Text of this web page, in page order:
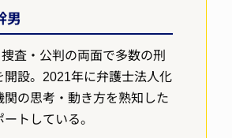
男
査・公判の両面で多数の刑
設。2021年に弁護士法人化
の思考・動き方を熟知した
トしている。